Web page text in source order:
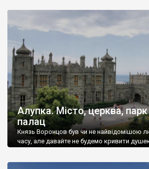
Алупка. Місто, церква, парк
палац
Князь Воронцов був чи не найвідомішою
часу, але давайте не будемо кривити